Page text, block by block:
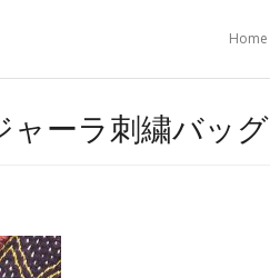
Home
ーラ刺繍バッグ